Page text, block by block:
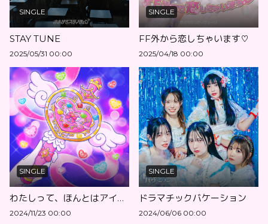
SINGLE
STAY TUNE
2025/05/31 00:00
SINGLE
FF外から恋しちゃいます♡
2025/04/18 00:00
SINGLE
わたしって、ほんとはアイドルなんだ！
2024/11/23 00:00
SINGLE
ドラマチックバケーション
2024/06/06 00:00